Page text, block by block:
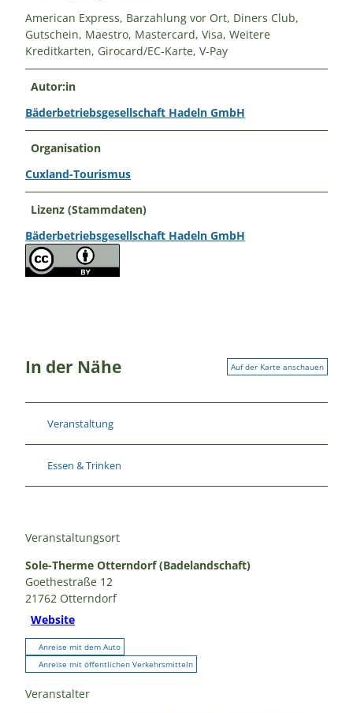
American Express, Barzahlung vor Ort, Diners Club,
Gutschein, Maestro, Mastercard, Visa, Weitere
Kreditkarten, Girocard/EC-Karte, V-Pay
Autor:in
Bäderbetriebsgesellschaft Hadeln GmbH
Organisation
Cuxland-Tourismus
Lizenz (Stammdaten)
Bäderbetriebsgesellschaft Hadeln GmbH
In der Nähe Auf der Karte anschauen
Veranstaltung
Essen & Trinken
Veranstaltungsort
Sole-Therme Otterndorf (Badelandschaft)
Goethestraße 12
21762 Otterndorf
Website
Anreise mit dem Auto
Anreise mit öffentlichen Verkehrsmitteln
Veranstalter